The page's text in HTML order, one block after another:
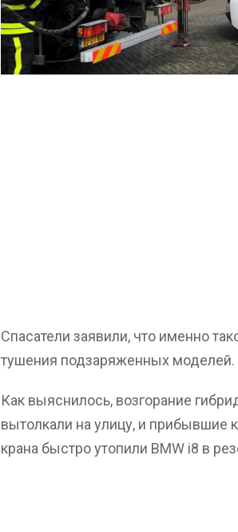
Спасатели заявили, что именно
тушения подзаряженных моделей.
Как выяснилось, возгорание
вытолкали на улицу, и
крана быстро утопили BMW i8 в